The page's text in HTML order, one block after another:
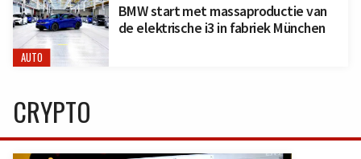
AUTO
BMW start met massaproductie van
de elektrische i3 in fabriek München
CRYPTO